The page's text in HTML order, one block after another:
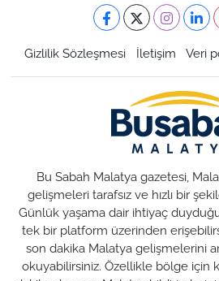
Gizlilik Sözleşmesi İletişim Veri
Bu Sabah Malatya gazetesi,
gelişmeleri tarafsız ve hızlı bir
Günlük yaşama dair ihtiyaç
tek bir platform üzerinden
son dakika Malatya gelişmelerini
okuyabilirsiniz. Özellikle bölge için